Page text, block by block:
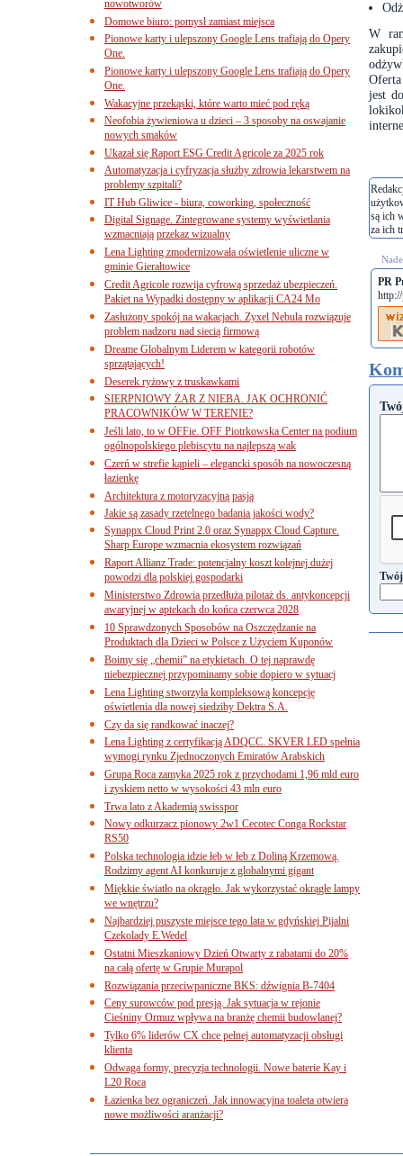
W
jest
są ich
za ich
PR
nowotworów
Domowe biuro: pomysł zamiast miejsca
Pionowe karty i ulepszony Google Lens trafiają do Opery
One.
Pionowe karty i ulepszony Google Lens trafiają do Opery
One.
Wakacyjne przekąski, które warto mieć pod ręką
Neofobia żywieniowa u dzieci – 3 sposoby na oswajanie
nowych smaków
Ukazał się Raport ESG Credit Agricole za 2025 rok
Automatyzacja i cyfryzacja służby zdrowia lekarstwem na
problemy szpitali?
IT Hub Gliwice - biura, coworking, społeczność
Digital Signage. Zintegrowane systemy wyświetlania
wzmacniają przekaz wizualny
Lena Lighting zmodernizowała oświetlenie uliczne w
gminie Gierałtowice
Credit Agricole rozwija cyfrową sprzedaż ubezpieczeń.
Pakiet na Wypadki dostępny w aplikacji CA24 Mo
Zasłużony spokój na wakacjach. Zyxel Nebula rozwiązuje
problem nadzoru nad siecią firmową
Dreame Globalnym Liderem w kategorii robotów
sprzątających!
Deserek ryżowy z truskawkami
SIERPNIOWY ŻAR Z NIEBA. JAK OCHRONIĆ
PRACOWNIKÓW W TERENIE?
Jeśli lato, to w OFFie. OFF Piotrkowska Center na podium
ogólnopolskiego plebiscytu na najlepszą wak
Czerń w strefie kąpieli – elegancki sposób na nowoczesną
łazienkę
Architektura z motoryzacyjną pasją
Jakie są zasady rzetelnego badania jakości wody?
Synappx Cloud Print 2.0 oraz Synappx Cloud Capture.
Sharp Europe wzmacnia ekosystem rozwiązań
Raport Allianz Trade: potencjalny koszt kolejnej dużej
powodzi dla polskiej gospodarki
Ministerstwo Zdrowia przedłuża pilotaż ds. antykoncepcji
awaryjnej w aptekach do końca czerwca 2028
10 Sprawdzonych Sposobów na Oszczędzanie na
Produktach dla Dzieci w Polsce z Użyciem Kuponów
Boimy się „chemii” na etykietach. O tej naprawdę
niebezpiecznej przypominamy sobie dopiero w sytuacj
Lena Lighting stworzyła kompleksową koncepcję
oświetlenia dla nowej siedziby Dektra S.A.
Czy da się randkować inaczej?
Lena Lighting z certyfikacją ADQCC. SKVER LED spełnia
wymogi rynku Zjednoczonych Emiratów Arabskich
Grupa Roca zamyka 2025 rok z przychodami 1,96 mld euro
i zyskiem netto w wysokości 43 mln euro
Trwa lato z Akademią swisspor
Nowy odkurzacz pionowy 2w1 Cecotec Conga Rockstar
RS50
Polska technologia idzie łeb w łeb z Doliną Krzemową.
Rodzimy agent AI konkuruje z globalnymi gigant
Miękkie światło na okrągło. Jak wykorzystać okrągłe lampy
we wnętrzu?
Najbardziej puszyste miejsce tego lata w gdyńskiej Pijalni
Czekolady E.Wedel
Ostatni Mieszkaniowy Dzień Otwarty z rabatami do 20%
na całą ofertę w Grupie Murapol
Rozwiązania przeciwpaniczne BKS: dźwignia B-7404
Ceny surowców pod presją. Jak sytuacja w rejonie
Cieśniny Ormuz wpływa na branżę chemii budowlanej?
Tylko 6% liderów CX chce pełnej automatyzacji obsługi
klienta
Odwaga formy, precyzja technologii. Nowe baterie Kay i
L20 Roca
Łazienka bez ograniczeń. Jak innowacyjna toaleta otwiera
nowe możliwości aranżacji?